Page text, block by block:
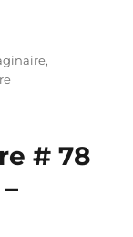
,
sur
#
:
# 78